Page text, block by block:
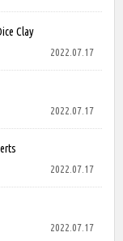
Clay
2022.07.17
2022.07.17
2022.07.17
2022.07.17